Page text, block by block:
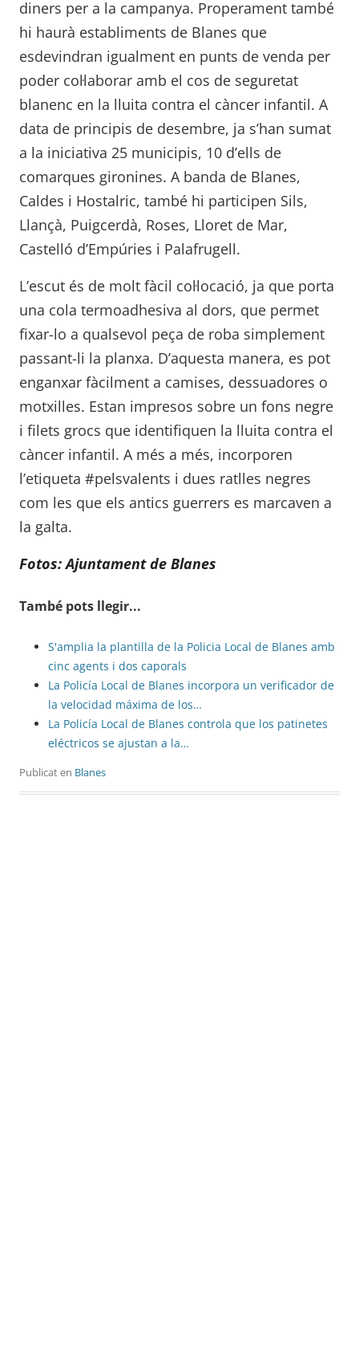
diners per a la campanya. Properament també
hi haurà establiments de Blanes que
esdevindran igualment en punts de venda per
poder col·laborar amb el cos de seguretat
blanenc en la lluita contra el càncer infantil. A
data de principis de desembre, ja s’han sumat
a la iniciativa 25 municipis, 10 d’ells de
comarques gironines. A banda de Blanes,
Caldes i Hostalric, també hi participen Sils,
Llançà, Puigcerdà, Roses, Lloret de Mar,
Castelló d’Empúries i Palafrugell.
L’escut és de molt fàcil col·locació, ja que porta
una cola termoadhesiva al dors, que permet
fixar-lo a qualsevol peça de roba simplement
passant-li la planxa. D’aquesta manera, es pot
enganxar fàcilment a camises, dessuadores o
motxilles. Estan impresos sobre un fons negre
i filets grocs que identifiquen la lluita contra el
càncer infantil. A més a més, incorporen
l’etiqueta #pelsvalents i dues ratlles negres
com les que els antics guerrers es marcaven a
la galta.
Fotos: Ajuntament de Blanes
També pots llegir...
S'amplia la plantilla de la Policia Local de Blanes amb
cinc agents i dos caporals
La Policía Local de Blanes incorpora un verificador de
la velocidad máxima de los…
La Policía Local de Blanes controla que los patinetes
eléctricos se ajustan a la…
Publicat en Blanes